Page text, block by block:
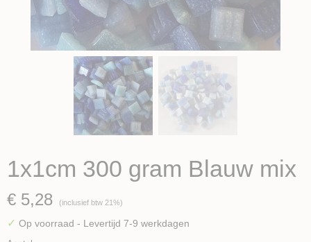
1x1cm 300 gram Blauw mix
€ 5,28 (inclusief btw 21%)
✓ Op voorraad - Levertijd 7-9 werkdagen